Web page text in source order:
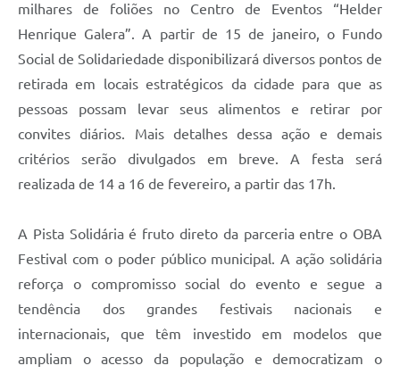
milhares de foliões no Centro de Eventos “Helder
Henrique Galera”. A partir de 15 de janeiro, o Fundo
Social de Solidariedade disponibilizará diversos pontos de
retirada em locais estratégicos da cidade para que as
pessoas possam levar seus alimentos e retirar por
convites diários. Mais detalhes dessa ação e demais
critérios serão divulgados em breve. A festa será
realizada de 14 a 16 de fevereiro, a partir das 17h.
A Pista Solidária é fruto direto da parceria entre o OBA
Festival com o poder público municipal. A ação solidária
reforça o compromisso social do evento e segue a
tendência dos grandes festivais nacionais e
internacionais, que têm investido em modelos que
ampliam o acesso da população e democratizam o